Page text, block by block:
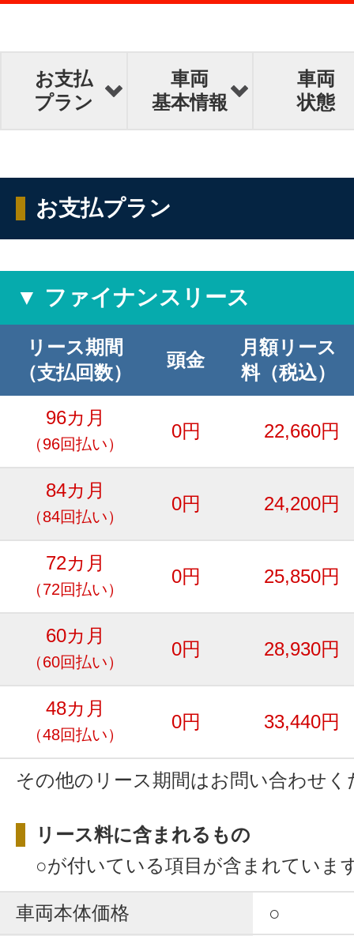
お支払
プラン
車両
基本情報
車両
状態
お支払プラン
▼ ファイナンスリース
リース期間
（支払回数）
頭金
月額リース
料（税込）
96カ月
（96回払い）
0円 22,660円
84カ月
（84回払い）
0円 24,200円
72カ月
（72回払い）
0円 25,850円
60カ月
（60回払い）
0円 28,930円
48カ月
（48回払い）
0円 33,440円
その他のリース期間はお問い合わせく
リース料に含まれるもの
○が付いている項目が含まれていま
車両本体価格
○